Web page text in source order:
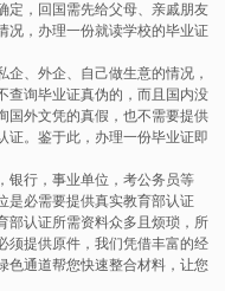
定，回国需先给父母、亲戚朋友
况，办理一份就读学校的毕业证
企、外企、自己做生意的情况，
查询毕业证真伪的，而且国内没
国外文凭的真假，也不需要提供
证。鉴于此，办理一份毕业证即
银行，事业单位，考公务员等
是必需要提供真实教育部认证
部认证所需资料众多且烦琐，所
须提供原件，我们凭借丰富的经
色通道帮您快速整合材料，让您